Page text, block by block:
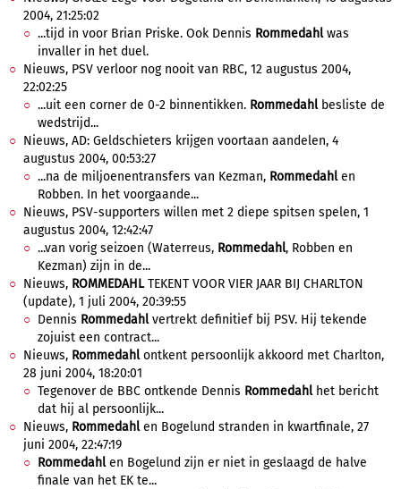
2004, 21:25:02
...tijd in voor Brian Priske. Ook Dennis Rommedahlwas
invaller in het duel.
Nieuws, PSV verloor nog nooit van RBC, 12 augustus 2004,
22:02:25
...uit een corner de 0-2 binnentikken. Rommedahlbesliste de
wedstrijd...
Nieuws, AD: Geldschieters krijgen voortaan aandelen, 4
augustus 2004, 00:53:27
...na de miljoenentransfers van Kezman, Rommedahlen
Robben. In het voorgaande...
Nieuws, PSV-supporters willen met 2 diepe spitsen spelen, 1
augustus 2004, 12:42:47
...van vorig seizoen (Waterreus, Rommedahl, Robben en
Kezman) zijn in de...
Nieuws, ROMMEDAHLTEKENT VOOR VIER JAAR BIJ CHARLTON
(update), 1 juli 2004, 20:39:55
Dennis Rommedahlvertrekt definitief bij PSV. Hij tekende
zojuist een contract...
Nieuws, Rommedahlontkent persoonlijk akkoord met Charlton,
28 juni 2004, 18:20:01
Tegenover de BBC ontkende Dennis Rommedahlhet bericht
dat hij al persoonlijk...
Nieuws, Rommedahlen Bogelund stranden in kwartfinale, 27
juni 2004, 22:47:19
Rommedahlen Bogelund zijn er niet in geslaagd de halve
finale van het EK te...